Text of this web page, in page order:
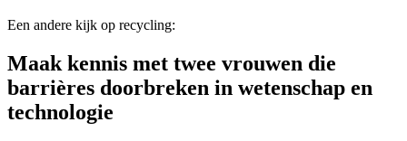
Een andere kijk op recycling:
Maak kennis met twee vrouwen die
barrières doorbreken in wetenschap en
technologie